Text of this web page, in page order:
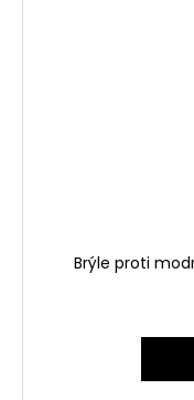
Brýle proti